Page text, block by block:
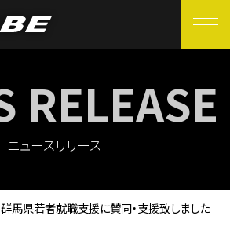
ニュースリリース
群馬県若者就職支援に賛同・支援致しました